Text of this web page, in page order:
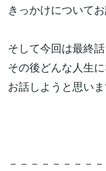
きっかけについて
そして今回は最終話
その後どんな人生
お話しようと思いま
－－－－－－－－